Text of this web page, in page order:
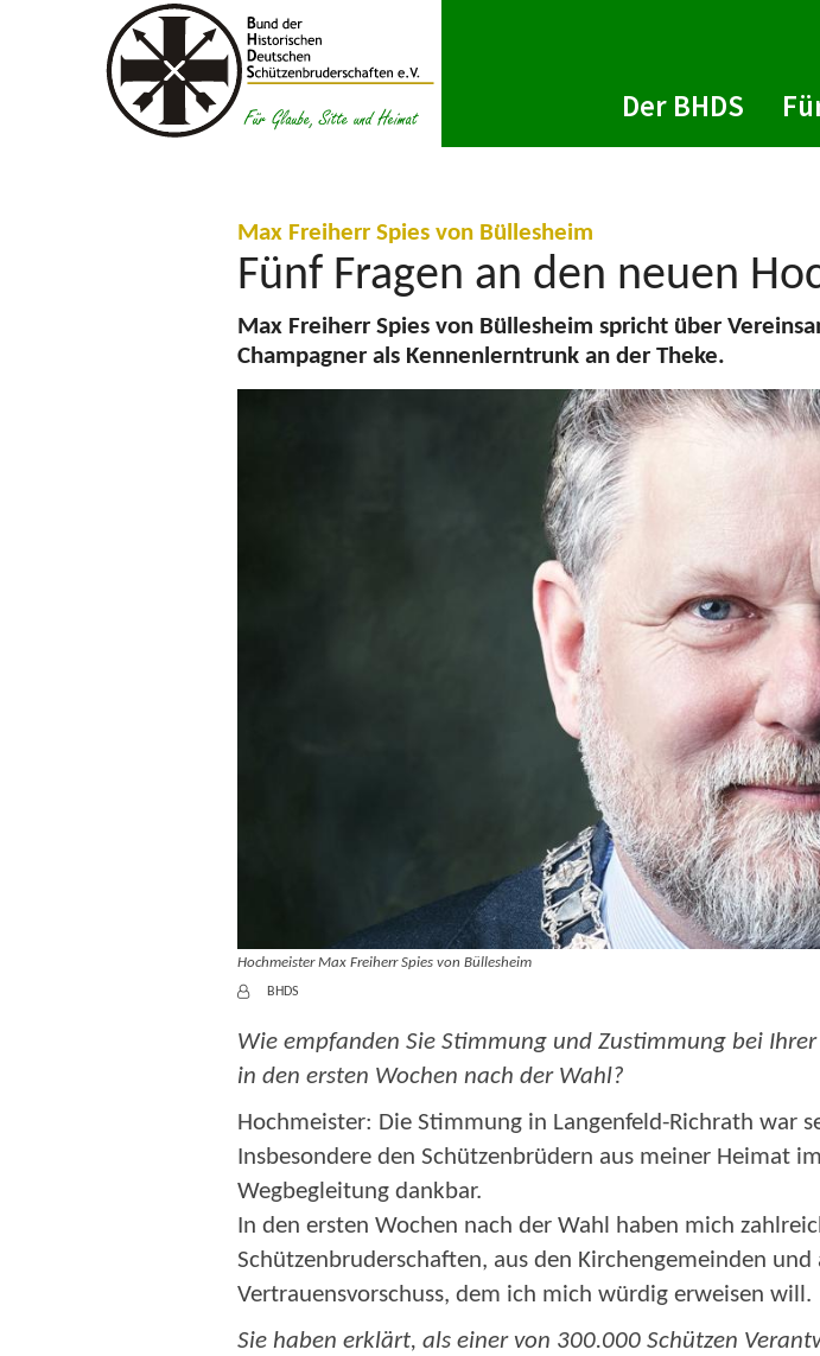
Zum Inhalt springen
Der BHDS
Max Freiherr Spies von Büllesheim:
Fünf Fragen an den neuen
Max Freiherr Spies von Büllesheim spricht über
Champagner als Kennenlerntrunk an der Theke.
Hochmeister Max Freiherr Spies von Büllesheim
Von: BHDS
Wie empfanden Sie Stimmung und Zustimmung bei
in den ersten Wochen nach der Wahl?
Hochmeister: Die Stimmung in Langenfeld-Richrath war
Insbesondere den Schützenbrüdern aus meiner Heimat
Wegbegleitung dankbar.
In den ersten Wochen nach der Wahl haben mich
Schützenbruderschaften, aus den Kirchengemeinden
Vertrauensvorschuss, dem ich mich würdig erweisen will.
Sie haben erklärt, als einer von 300.000 Schützen